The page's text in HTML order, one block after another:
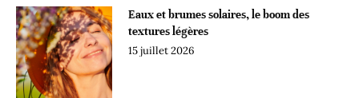
Eaux et brumes solaires, le boom des
textures légères
15 juillet 2026